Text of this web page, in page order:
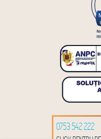
0753 542 222